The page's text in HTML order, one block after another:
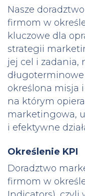
Nasze
firmom w
kluczowe dla
strategii
jej cel i zadania,
określona misja
na którym
marketingowa,
i efektywne
Określenie KPI
Doradztwo
firmom w